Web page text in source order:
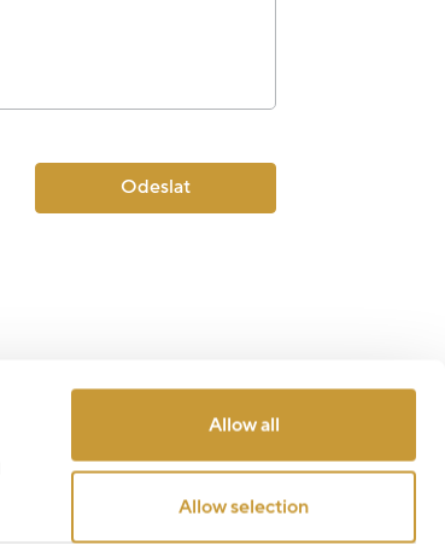
Allow all
Allow selection
Odeslat